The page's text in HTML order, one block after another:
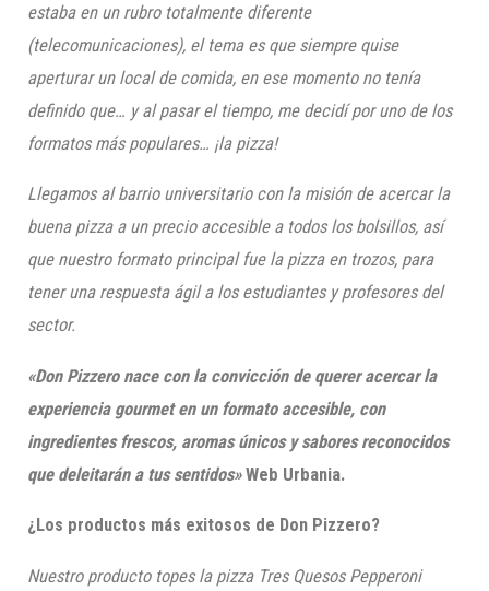
estaba en un rubro totalmente diferente
(telecomunicaciones), el tema es que siempre quise
aperturarun local de comida, en ese momento no tenía
definido que… y al pasar el tiempo, me decidí por uno de los
formatos más populares… ¡la pizza!
Llegamos al barrio universitario con la misión de acercar la
buena pizza a un precio accesible a todos los bolsillos, así
que nuestro formato principal fue la pizza en trozos, para
tener una respuesta ágil a los estudiantes y profesores del
sector.
«Don Pizzeronace con la convicción de querer acercar la
experiencia gourmet en un formato accesible, con
ingredientes frescos, aromas únicos y sabores reconocidos
que deleitarán a tus sentidos»Web Urbania.
¿Los productos más exitosos de Don Pizzero?
Nuestro producto topes la pizza Tres Quesos Pepperoni